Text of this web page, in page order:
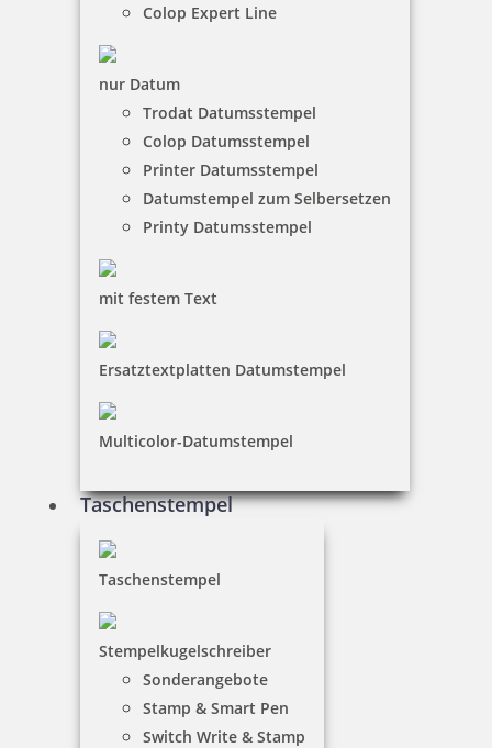
Colop Expert Line
nur Datum
Trodat Datumsstempel
Colop Datumsstempel
Printer Datumsstempel
Datumstempel zum Selbersetzen
Printy Datumsstempel
mit festem Text
Ersatztextplatten Datumstempel
Multicolor-Datumstempel
Taschenstempel
Taschenstempel
Stempelkugelschreiber
Sonderangebote
Stamp & Smart Pen
Switch Write & Stamp